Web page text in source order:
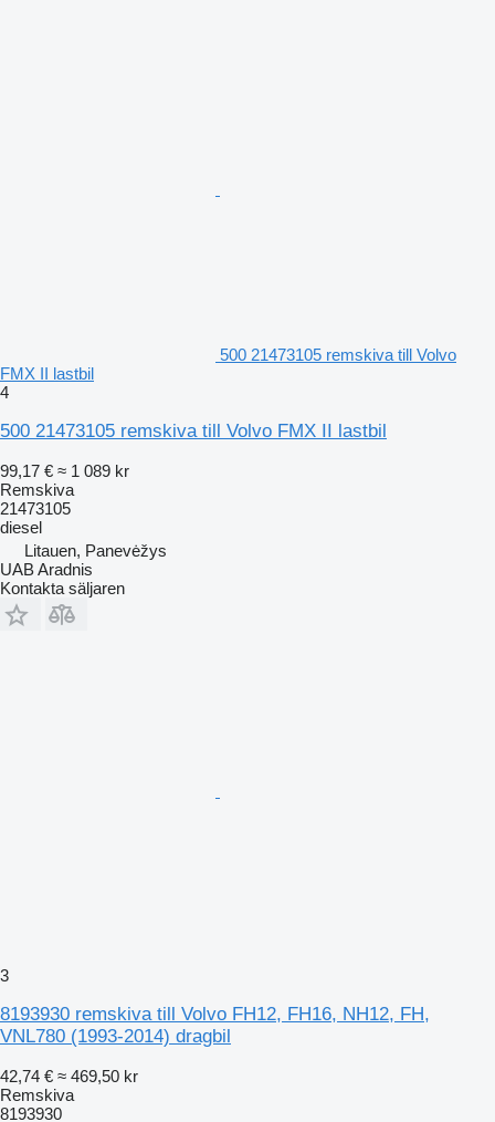
500 21473105 remskiva till Volvo
FMX II lastbil
4
500 21473105 remskiva till Volvo FMX II lastbil
99,17 € ≈ 1 089 kr
Remskiva
21473105
diesel
Litauen, Panevėžys
UAB Aradnis
Kontakta säljaren
3
8193930 remskiva till Volvo FH12, FH16, NH12, FH,
VNL780 (1993-2014) dragbil
42,74 € ≈ 469,50 kr
Remskiva
8193930